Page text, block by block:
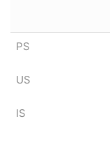
PS
US
IS